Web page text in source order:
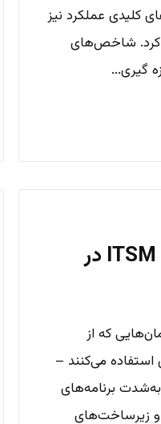
کلیدی عملکرد نیز
کرد. شاخص‌های
دو تکنیک متفاوت: ITSM در
که از
استفاده می‌کنند –
برنامه‌های
و زیرساخت‌های